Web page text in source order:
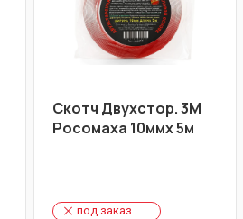
Скотч Двухстор. 3М
Росомаха 10ммх 5м
под заказ